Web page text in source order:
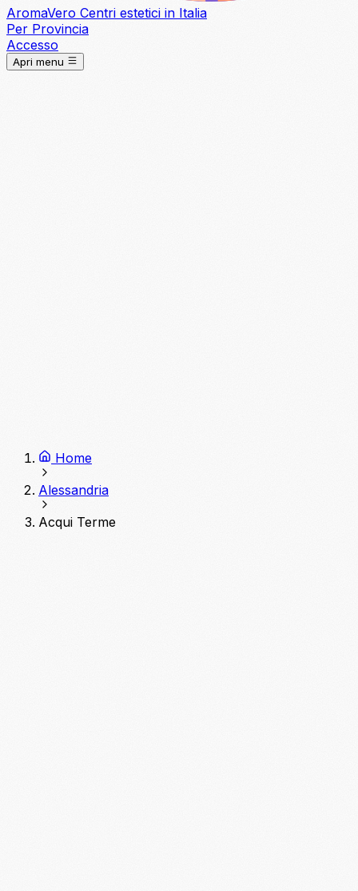
AromaVero Centri estetici in Italia
Per Provincia
Accesso
Apri menu
Home
Alessandria
Acqui Terme